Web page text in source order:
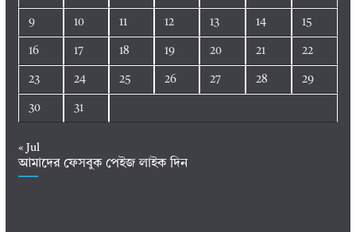
9 10 11 12 13 14 15
16 17 18 19 20 21 22
23 24 25 26 27 28 29
30 31
« Jul
আমাদের ফেসবুক পেইজ লাইক দিন